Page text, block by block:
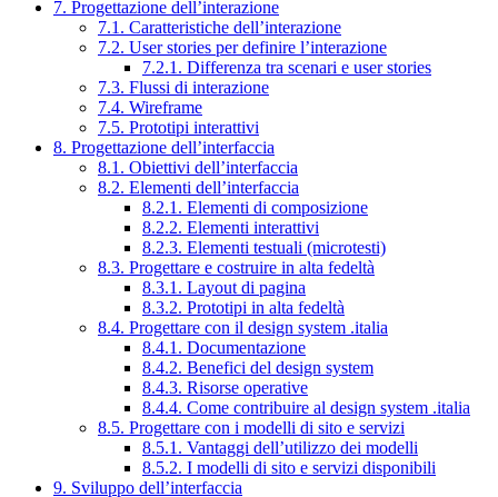
7. Progettazione dell’interazione
7.1. Caratteristiche dell’interazione
7.2. User stories per definire l’interazione
7.2.1. Differenza tra scenari e user stories
7.3. Flussi di interazione
7.4. Wireframe
7.5. Prototipi interattivi
8. Progettazione dell’interfaccia
8.1. Obiettivi dell’interfaccia
8.2. Elementi dell’interfaccia
8.2.1. Elementi di composizione
8.2.2. Elementi interattivi
8.2.3. Elementi testuali (microtesti)
8.3. Progettare e costruire in alta fedeltà
8.3.1. Layout di pagina
8.3.2. Prototipi in alta fedeltà
8.4. Progettare con il design system .italia
8.4.1. Documentazione
8.4.2. Benefici del design system
8.4.3. Risorse operative
8.4.4. Come contribuire al design system .italia
8.5. Progettare con i modelli di sito e servizi
8.5.1. Vantaggi dell’utilizzo dei modelli
8.5.2. I modelli di sito e servizi disponibili
9. Sviluppo dell’interfaccia